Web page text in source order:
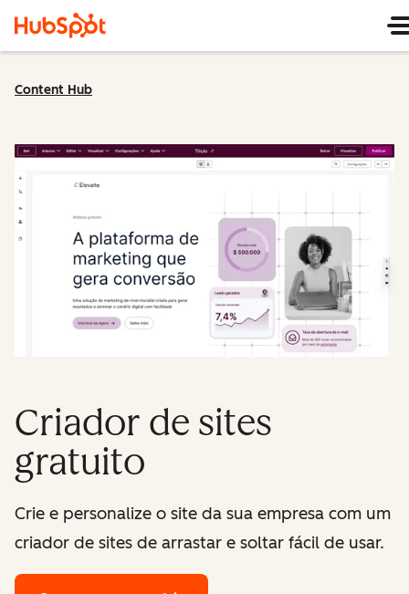
Content Hub
Criador de sites
gratuito
Crie e personalize o site da sua empresa com um
criador de sites de arrastar e soltar fácil de usar.